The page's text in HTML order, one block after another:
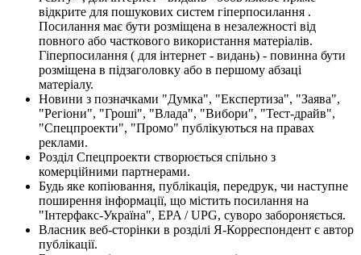
відкрите для пошукових систем гіперпосилання .
Посилання має бути розміщена в незалежності від
повного або часткового використання матеріалів.
Гіперпосилання ( для інтернет - видань) - повинна бути
розміщена в підзаголовку або в першому абзаці
матеріалу.
Новини з позначками "Думка", "Експертиза", "Заява",
"Регіони", "Гроші", "Влада", "Вибори", "Тест-драйв",
"Спецпроекти", "Промо" публікуються на правах
реклами.
Розділ Спецпроекти створюється спільно з
комерційними партнерами.
Будь яке копіювання, публікація, передрук, чи наступне
поширення інформації, що містить посилання на
"Інтерфакс-Україна", EPA / UPG, суворо забороняється.
Власник веб-сторінки в розділі Я-Корреспондент є автор
публікації.